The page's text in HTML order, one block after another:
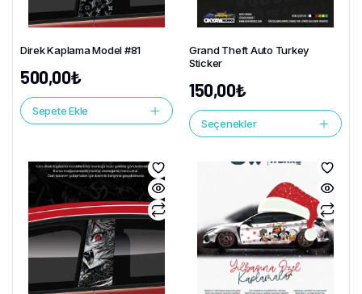
Direk Kaplama Model #81
500,00₺
Sepete Ekle
Grand Theft Auto Turkey
Sticker
150,00₺
Seçenekler